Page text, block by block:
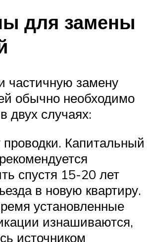
для замены
частичную замену
обычно необходимо
двух случаях:
проводки. Капитальный
спустя 15-20 лет
в новую квартиру.
установленные
изнашиваются,
источником